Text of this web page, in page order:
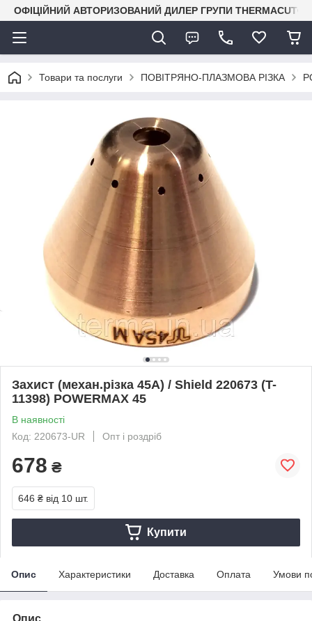
ОФІЦІЙНИЙ АВТОРИЗОВАНИЙ ДИЛЕР ГРУПИ THERMACUT® В
Товари та послуги ПОВІТРЯНО-ПЛАЗМОВА РІЗКА
Захист (механ.різка 45А) / Shield 220673 (T-
11398) POWERMAX 45
В наявності
Код: 220673-UR
Опт і роздріб
678 ₴
646 ₴ від 10 шт.
Купити
Опис Характеристики Доставка Оплата Умови
Опис